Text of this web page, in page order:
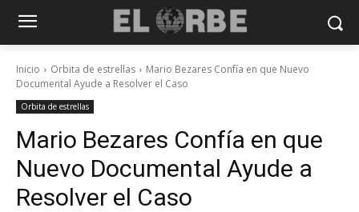
Inicio Orbita de estrellas
Mario Bezares Confía en que Nuevo
Documental Ayude a Resolver el Caso
Orbita de estrellas
Mario Bezares Confía en que
Nuevo Documental Ayude a
Resolver el Caso